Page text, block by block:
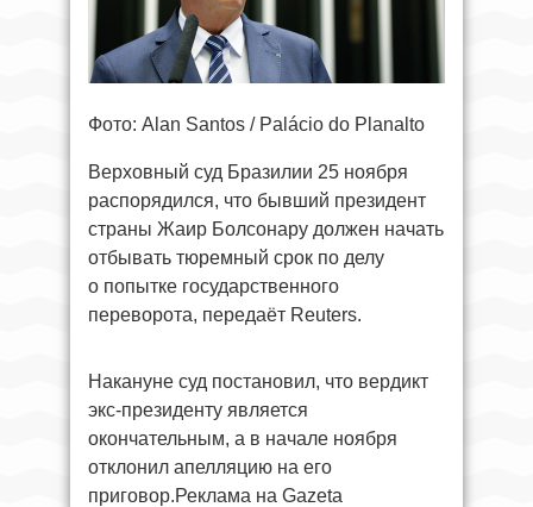
Фото: Alan Santos / Palácio do Planalto
Верховный суд Бразилии 25 ноября
распорядился, что бывший президент
страны Жаир Болсонару должен начать
отбывать тюремный срок по делу
о попытке государственного
переворота, передаёт Reuters.
Накануне суд постановил, что вердикт
экс-президенту является
окончательным, а в начале ноября
отклонил апелляцию на его
приговор.Реклама на Gazeta